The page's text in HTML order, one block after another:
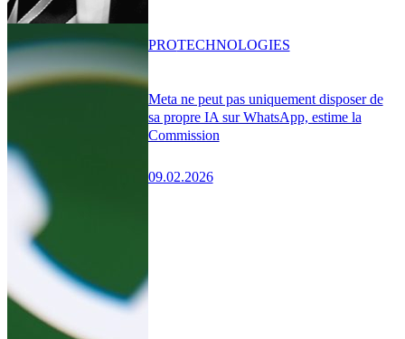
Meta ne peut pas uniquement disposer de
sa propre IA sur WhatsApp, estime la
Commission
09.02.2026
PROTECHNOLOGIES